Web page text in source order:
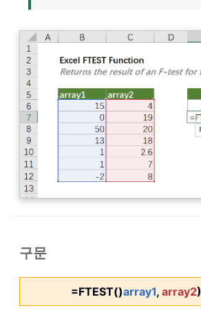
구문
=FTEST()array1, array2)